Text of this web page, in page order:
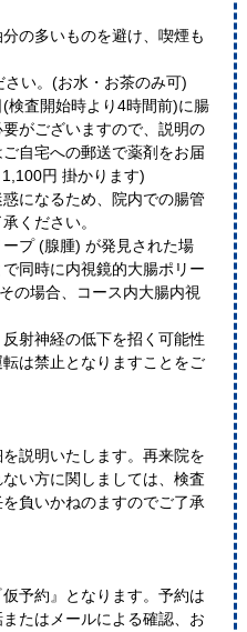
の多いものを避け、喫煙も
い。(お水・お茶のみ可)
査開始時より4時間前)に腸
がございますので、説明の
自宅への郵送で薬剤をお届
円 掛かります)
になるため、院内での腸管
ください。
プ (腺腫) が発見された場
同時に内視鏡的大腸ポリー
の場合、コース内大腸内視
射神経の低下を招く可能性
は禁止となりますことをご
説明いたします。再来院を
い方に関しましては、検査
負いかねのますのでご了承
予約』となります。予約は
たはメールによる確認、お